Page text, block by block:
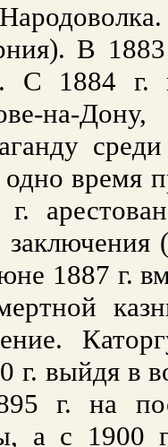
В
С 1884 г.
на-
время
г.
1887 г.
г. выйдя в
г. на
а с 1900